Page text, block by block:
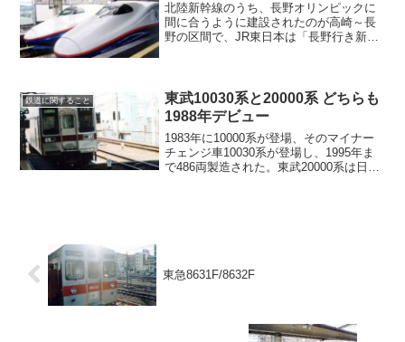
北陸新幹線のうち、長野オリンピックに
間に合うように建設されたのが高崎～長
野の区間で、JR東日本は「長野行き新幹
鉄道に関すること
東武10030系と20000系 どちらも
1988年デビュー
1983年に10000系が登場、そのマイナー
チェンジ車10030系が登場し、1995年ま
で486両製造された。東武20000系は日比
東急8631F/8632F